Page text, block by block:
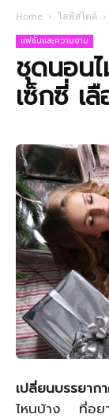
Home ไลฟ์สไตล์
แฟชั่นและความงาม
ชุดนอน
เซ็กซี่ เ
เปลี่ยนบรรยา
ไหนบ้าง ที่อยา